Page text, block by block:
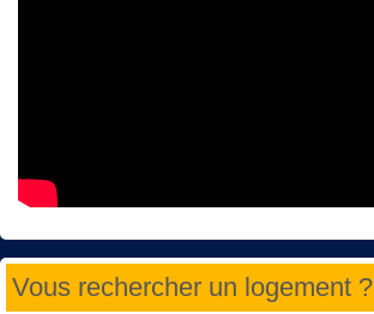
Vous rechercher un logement ?